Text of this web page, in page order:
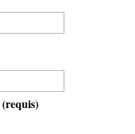
(requis)